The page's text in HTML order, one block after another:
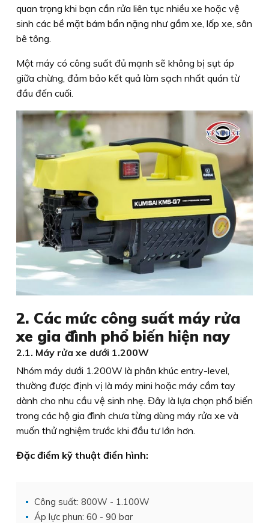
quan trọng khi bạn cần rửa liên tục nhiều xe hoặc vệ
sinh các bề mặt bám bẩn nặng như gầm xe, lốp xe, sân
bê tông.
Một máy có công suất đủ mạnh sẽ không bị sụt áp
giữa chừng, đảm bảo kết quả làm sạch nhất quán từ
đầu đến cuối.
2. Các mức công suất máy rửa
xe gia đình phổ biến hiện nay
2.1. Máy rửa xe dưới 1.200W
Nhóm máy dưới 1.200W là phân khúc entry-level,
thường được định vị là máy mini hoặc máy cầm tay
dành cho nhu cầu vệ sinh nhẹ. Đây là lựa chọn phổ biến
trong các hộ gia đình chưa từng dùng máy rửa xe và
muốn thử nghiệm trước khi đầu tư lớn hơn.
Đặc điểm kỹ thuật điển hình:
Công suất: 800W - 1.100W
Áp lực phun: 60 - 90 bar